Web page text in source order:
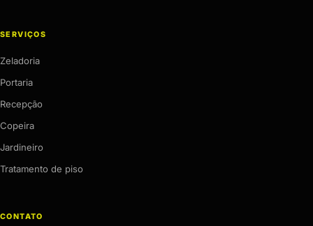
SERVIÇOS
Zeladoria
Portaria
Recepção
Copeira
Jardineiro
Tratamento de piso
CONTATO